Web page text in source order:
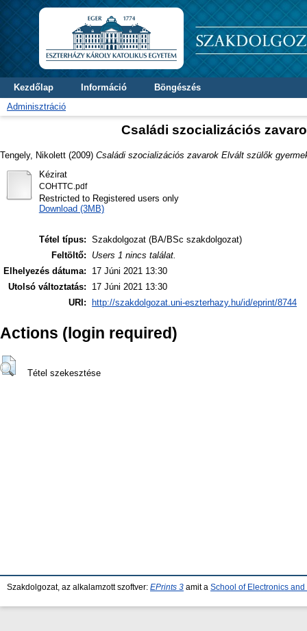
Kezdőlap Információ
Böngészés
Adminisztráció
Családi szocializációs
Tengely, Nikolett (2009) Családi szocializációs zavarok Elvált szülők
Kézirat
COHTTC.pdf
Restricted to Registered users only
Download (3MB)
Tétel típus: Szakdolgozat (BA/BSc szakdolgozat)
Feltöltő:
Users 1 nincs találat.
Elhelyezés dátuma:
17 Júni 2021 13:30
Utolsó változtatás:
17 Júni 2021 13:30
URI:
http://szakdolgozat.uni-eszterhazy.hu/id/eprint/8744
Actions (login required)
Tétel szekesztése
Szakdolgozat, az alkalamzott szoftver: EPrints 3 amit a School of Electronics